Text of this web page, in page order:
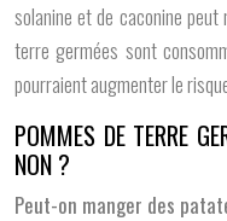
solanine et de caconine peut
terre germées sont
pourraient augmenter le
POMMES DE TERRE
NON ?
Peut-on manger des